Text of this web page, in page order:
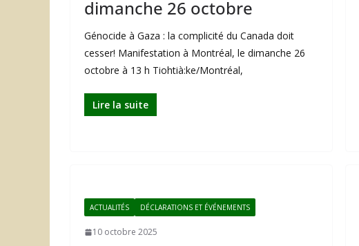
dimanche 26 octobre
Génocide à Gaza : la complicité du Canada doit
cesser! Manifestation à Montréal, le dimanche 26
octobre à 13 h Tiohtià:ke/Montréal,
Lire la suite
ACTUALITÉS DÉCLARATIONS ET ÉVÉNEMENTS
10 octobre 2025